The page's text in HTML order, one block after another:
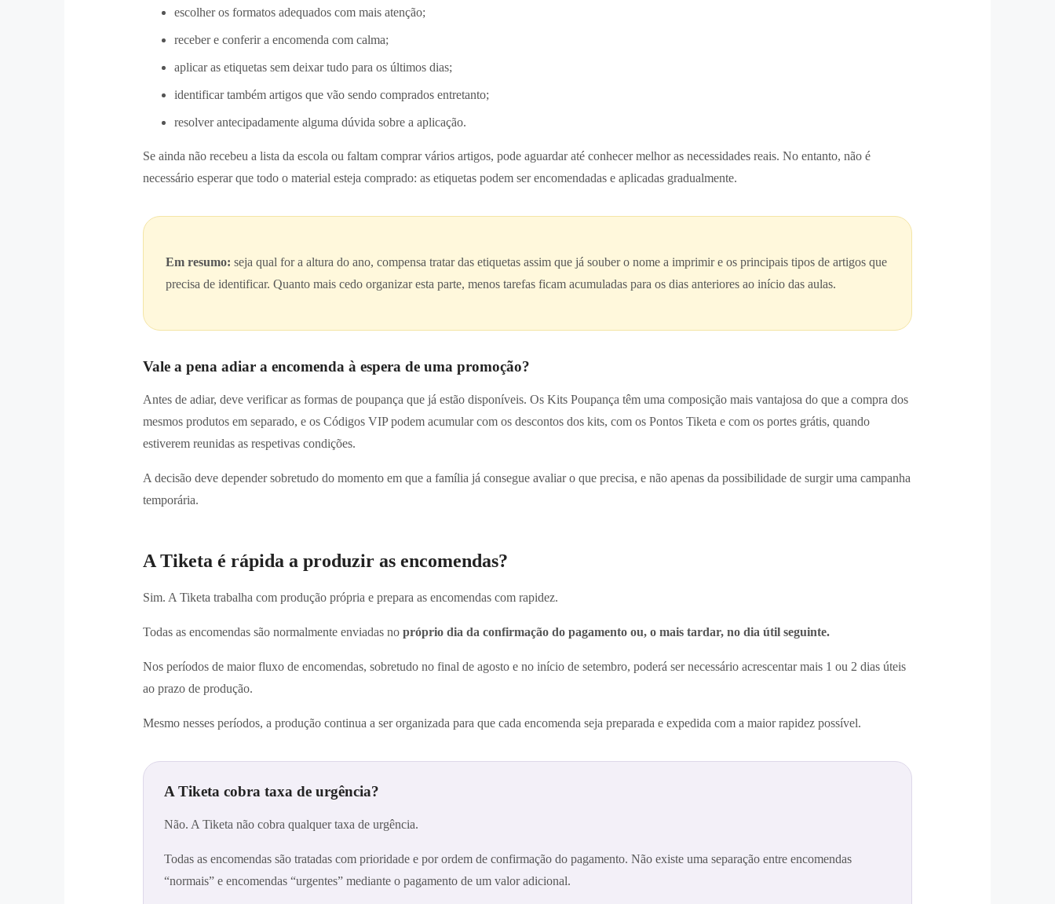
escolher os formatos adequados com mais atenção;
receber e conferir a encomenda com calma;
aplicar as etiquetas sem deixar tudo para os últimos dias;
identificar também artigos que vão sendo comprados entretanto;
resolver antecipadamente alguma dúvida sobre a aplicação.
Se ainda não recebeu a lista da escola ou faltam comprar vários artigos, pode aguardar até conhecer melhor as necessidades reais. No entanto, não é
necessário esperar que todo o material esteja comprado: as etiquetas podem ser encomendadas e aplicadas gradualmente.
Em resumo: seja qual for a altura do ano, compensa tratar das etiquetas assim que já souber o nome a imprimir e os principais tipos de artigos que
precisa de identificar. Quanto mais cedo organizar esta parte, menos tarefas ficam acumuladas para os dias anteriores ao início das aulas.
Vale a pena adiar a encomenda à espera de uma promoção?
Antes de adiar, deve verificar as formas de poupança que já estão disponíveis. Os Kits Poupança têm uma composição mais vantajosa do que a compra dos
mesmos produtos em separado, e os Códigos VIP podem acumular com os descontos dos kits, com os Pontos Tiketa e com os portes grátis, quando
estiverem reunidas as respetivas condições.
A decisão deve depender sobretudo do momento em que a família já consegue avaliar o que precisa, e não apenas da possibilidade de surgir uma campanha
temporária.
A Tiketa é rápida a produzir as encomendas?
Sim. A Tiketa trabalha com produção própria e prepara as encomendas com rapidez.
Todas as encomendas são normalmente enviadas no próprio dia da confirmação do pagamento ou, o mais tardar, no dia útil seguinte.
Nos períodos de maior fluxo de encomendas, sobretudo no final de agosto e no início de setembro, poderá ser necessário acrescentar mais 1 ou 2 dias úteis
ao prazo de produção.
Mesmo nesses períodos, a produção continua a ser organizada para que cada encomenda seja preparada e expedida com a maior rapidez possível.
A Tiketa cobra taxa de urgência?
Não. A Tiketa não cobra qualquer taxa de urgência.
Todas as encomendas são tratadas com prioridade e por ordem de confirmação do pagamento. Não existe uma separação entre encomendas
“normais” e encomendas “urgentes” mediante o pagamento de um valor adicional.